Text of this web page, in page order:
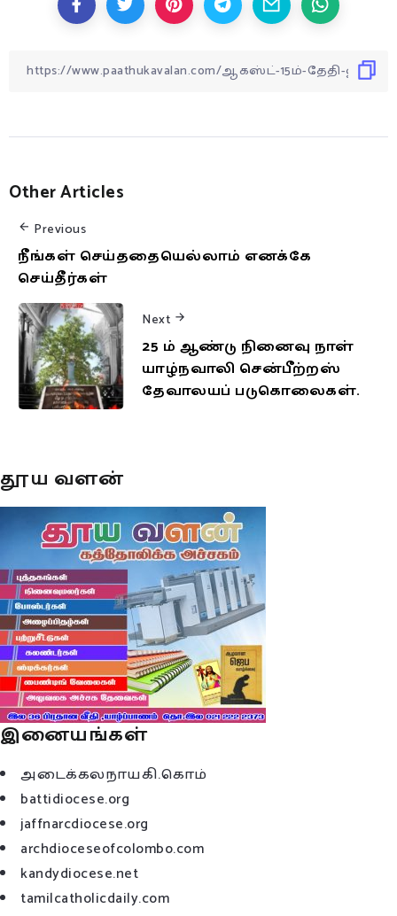
Other Articles
Previous
நீங்கள் செய்ததையெல்லாம் எனக்கே
செய்தீர்கள்
Next
25 ம் ஆண்டு நினைவு நாள்
யாழ்நவாலி சென்பீற்றஸ்
தேவாலயப் படுகொலைகள்.
தூய வளன்
இனையங்கள்
அடைக்கலநாயகி.கொம்
battidiocese.org
jaffnarcdiocese.org
archdioceseofcolombo.com
kandydiocese.net
tamilcatholicdaily.com